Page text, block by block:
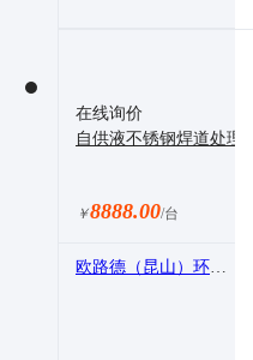
在线询价
自供液不锈钢焊道处理机
￥8888.00/台
欧路德（昆山）环保科技有限公司